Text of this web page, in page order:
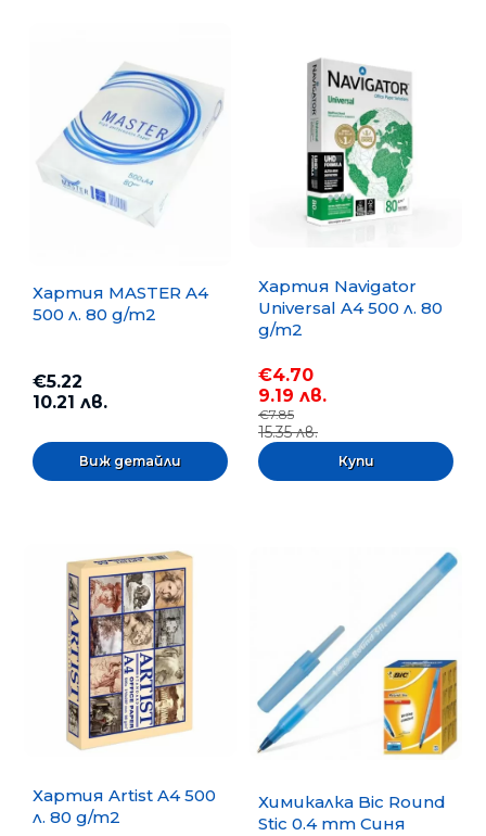
Хартия MASTER A4
500 л. 80 g/m2
€5.22
10.21 лв.
Виж детайли
Хартия Navigator
Universal A4 500 л. 80
g/m2
€4.70
9.19 лв.
€7.85
15.35 лв.
Хартия Artist A4 500
л. 80 g/m2
Химикалка Bic Round
Stic 0.4 mm Синя